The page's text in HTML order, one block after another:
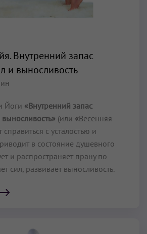
Внутренний запас
и выносливость
Йоги «Внутренний запас
(или «Весенняя
справиться с усталостью и
в состояние душевного
и распространяет прану по
сил, развивает выносливость.